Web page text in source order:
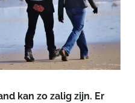
kan zo zalig zijn. Er